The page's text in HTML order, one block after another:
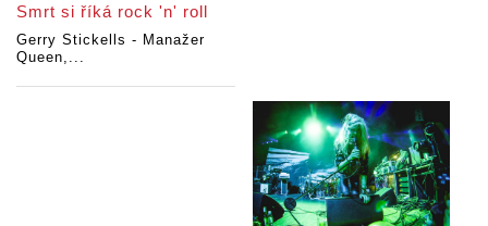
Smrt si říká rock 'n' roll
Gerry Stickells - Manažer
Queen,...